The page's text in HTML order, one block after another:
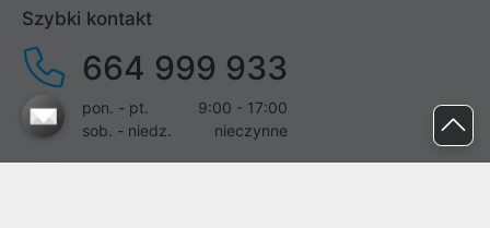
Szybki kontakt
664 999 933
pon. - pt.
9:00 - 17:00
sob. - niedz.
nieczynne